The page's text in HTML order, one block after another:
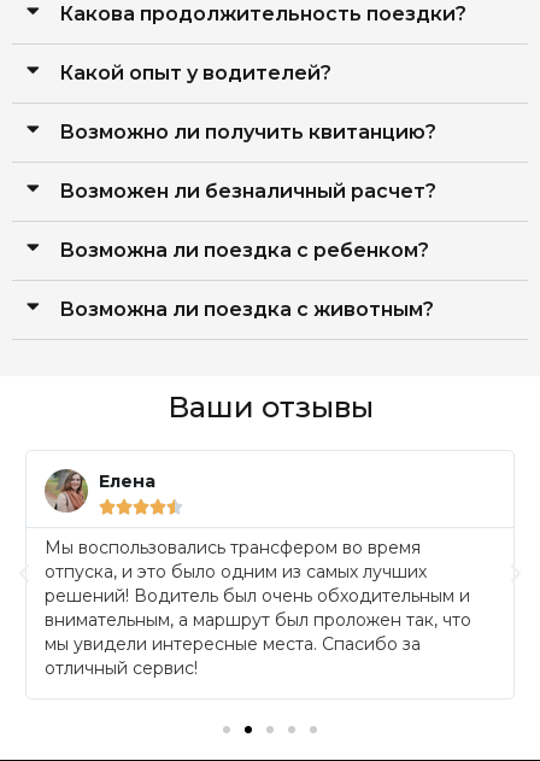
Какова продолжительность поездки?
Какой опыт у водителей?
Возможно ли получить квитанцию?
Возможен ли безналичный расчет?
Возможна ли поездка с ребенком?
Возможна ли поездка с животным?
Ваши отзывы
Елена

Мы воспользовались трансфером во время
отпуска, и это было одним из самых лучших
решений! Водитель был очень обходительным и
внимательным, а маршрут был проложен так, что
мы увидели интересные места. Спасибо за
отличный сервис!